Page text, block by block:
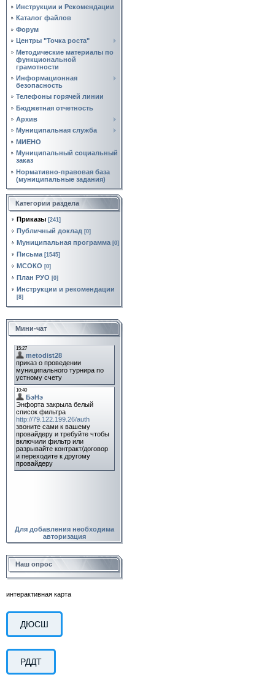
Инструкции и Рекомендации
Каталог файлов
Форум
Центры "Точка роста"
Методические материалы по
функциональной
грамотности
Информационная
безопасность
Телефоны горячей линии
Бюджетная отчетность
Архив
Муниципальная служба
МИЕНО
Муниципальный социальный
заказ
Нормативно‑правовая база
(муниципальные задания)
Категории раздела
Приказы [241]
Публичный доклад [0]
Муниципальная программа [0]
Письма [1545]
МСОКО [0]
План РУО [0]
Инструкции и рекомендации
[8]
Мини-чат
Для добавления необходима
авторизация
Наш опрос
интерактивная карта
ДЮСШ
РДДТ